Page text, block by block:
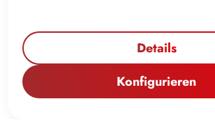
Details
Konfigurieren